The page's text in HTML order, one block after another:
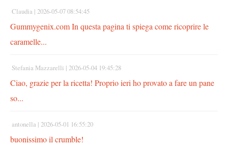
Claudia | 2026-05-07 08:54:45
Gummygenix.com In questa pagina ti spiega come ricoprire le
caramelle...
Stefania Mazzarelli | 2026-05-04 19:45:28
Ciao, grazie per la ricetta! Proprio ieri ho provato a fare un pane
so...
antonella | 2026-05-01 16:55:20
buonissimo il crumble!